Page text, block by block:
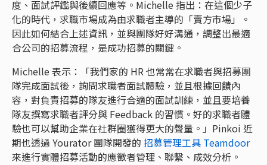
度、面試評鑑與後續回應等。Michelle 指出：在這個少子
化的時代，求職市場成為由求職者主導的「賣方市場」。
因此如何結合上述資訊，並與團隊好好溝通，調整出最適
合公司的招募流程，是成功招募的關鍵。
Michelle 表示：「我們家的 HR 也常常在求職者與招募團
隊完成面試後，詢問求職者面試體驗，並且根據回饋內
容，對負責招募的隊友進行合適的面試訓練，並且要培養
隊友撰寫求職者評分與 Feedback 的習慣。好的求職者體
驗也可以幫助企業在社群圈獲得更大的聲量。」Pinkoi 近
期也透過 Yourator 團隊開發的 招募管理工具 Teamdoor
來進行實體招募活動的應徵者管理、聯繫、成效分析。